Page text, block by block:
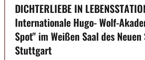
DICHTERLIEBE IN
Internationale Hugo- Wolf-
Spot" im Weißen Saal des Neuen
Stuttgart